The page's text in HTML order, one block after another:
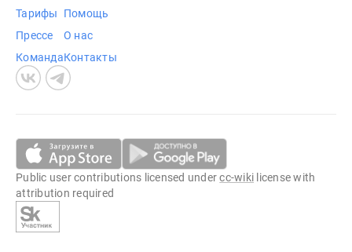
Тарифы
Прессе
Команда
Помощь
О нас
Контакты
Public user contributions licensed undercc-wiki license with
attribution required